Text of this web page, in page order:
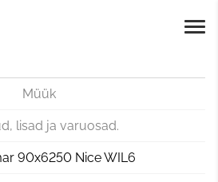
Müük
lisad ja varuosad.
90x6250 Nice WIL6